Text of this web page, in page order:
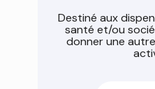
Destiné aux
santé et/ou
donner une